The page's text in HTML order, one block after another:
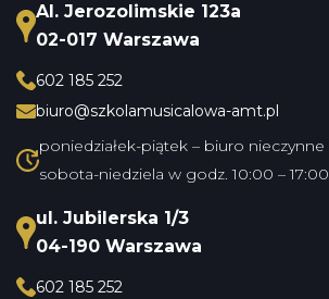
Al. Jerozolimskie 123a
02-017 Warszawa
602 185 252
biuro@szkolamusicalowa-amt.pl
poniedziałek-piątek – biuro nieczynne
sobota-niedziela w godz. 10:00 – 17:00
ul. Jubilerska 1/3
04-190 Warszawa
602 185 252